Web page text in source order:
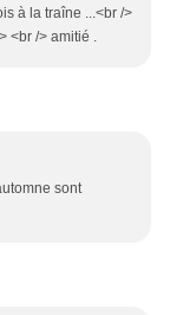
à la traîne ...<br />
<br /> amitié .
sont